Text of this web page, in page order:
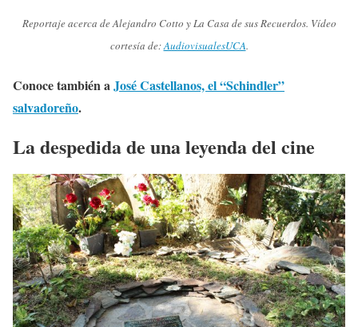
Reportaje acerca de Alejandro Cotto y La Casa de sus Recuerdos. Vídeo
cortesía de:AudiovisualesUCA.
Conoce también aJosé Castellanos, el “Schindler”
salvadoreño.
La despedida de una leyenda del cine